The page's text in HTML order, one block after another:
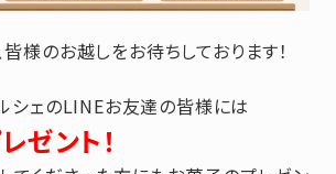
様のお越しをお待ちしております！
シェのLINEお友達の皆様には
ゼント！